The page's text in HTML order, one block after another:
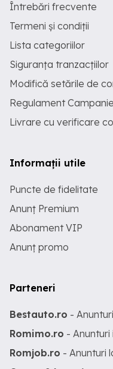
Întrebări frecvente
Termeni și condiții
Lista categoriilor
Siguranța tranzacțiilor
Modifică setările de
Regulament Campanie
Livrare cu verificare
Informații utile
Puncte de fidelitate
Anunț Premium
Abonament VIP
Anunț promo
Parteneri
Bestauto.ro -
Romimo.ro - Anunturi
Romjob.ro - Anunturi